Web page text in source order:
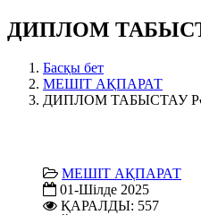
ДИПЛОМ
Басқы бет
МЕШІТ АҚПАРАТ
ДИПЛОМ ТАБЫСТАУ
МЕШІТ АҚПАРАТ
01-Шілде 2025
ҚАРАЛДЫ: 557